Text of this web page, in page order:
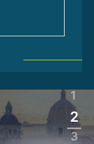
1
2
3